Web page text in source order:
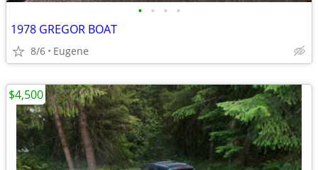
• • • •
1978 GREGOR BOAT
8/6 Eugene
$4,500